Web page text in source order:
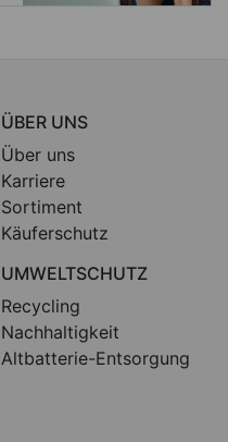
ÜBER UNS
Über uns
Karriere
Sortiment
Käuferschutz
UMWELTSCHUTZ
Recycling
Nachhaltigkeit
Altbatterie-Entsorgung